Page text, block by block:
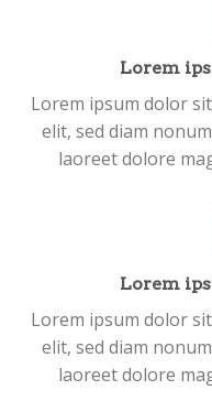
Lorem
Lorem ipsum dolor
elit, sed diam
laoreet dolore
Lorem
Lorem ipsum dolor
elit, sed diam
laoreet dolore